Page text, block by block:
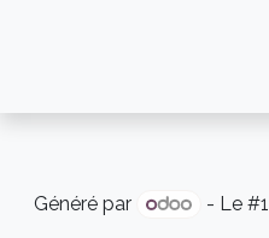
Généré par - Le #1